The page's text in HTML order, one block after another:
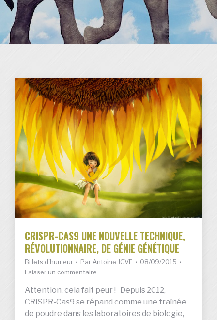
CRISPR-CAS9 UNE NOUVELLE TECHNIQUE,
RÉVOLUTIONNAIRE, DE GÉNIE GÉNÉTIQUE
Billets d'humeur Par Antoine JOVE
08/09/2015
Laisser un commentaire
Attention, cela fait peur ! Depuis 2012,
CRISPR-Cas9 se répand comme une traînée
de poudre dans les laboratoires de biologie,